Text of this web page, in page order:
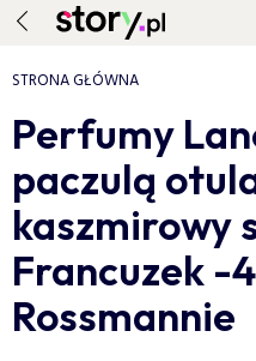
STRONA GŁÓWNA
Perfumy
paczulą
kaszmirowy
Francuzek -
Rossmannie